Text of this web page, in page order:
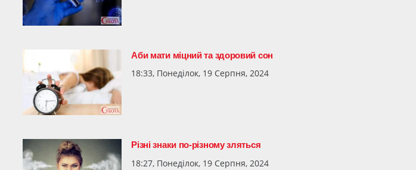
Аби мати міцний та здоровий сон
18:33, Понеділок, 19 Серпня, 2024
Різні знаки по-різному зляться
18:27, Понеділок, 19 Серпня, 2024